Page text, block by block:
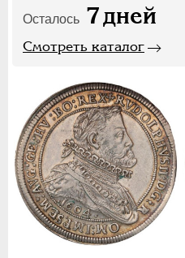
Осталось 7дней
Смотреть каталог